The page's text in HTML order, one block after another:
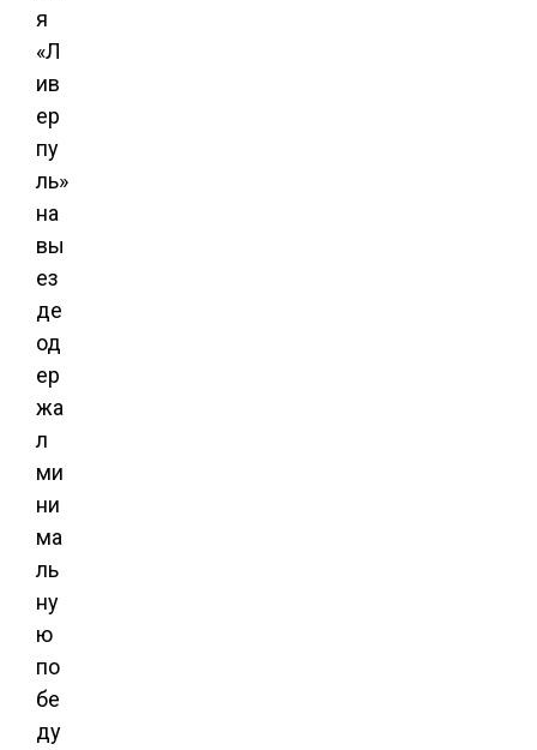
я
«Л
ив
ер
пу
ль»
на
вы
ез
де
од
ер
жа
л
ми
ни
ма
ль
ну
ю
по
бе
ду